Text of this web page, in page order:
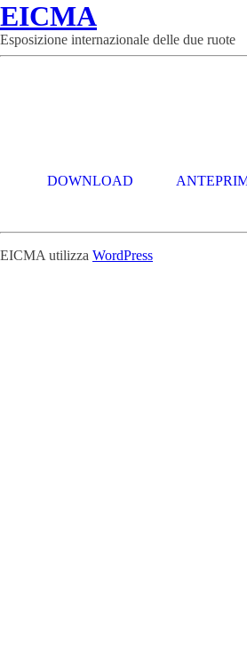
EICMA
Esposizione internazionale delle due ruote
DOWNLOAD
EICMA utilizza WordPress